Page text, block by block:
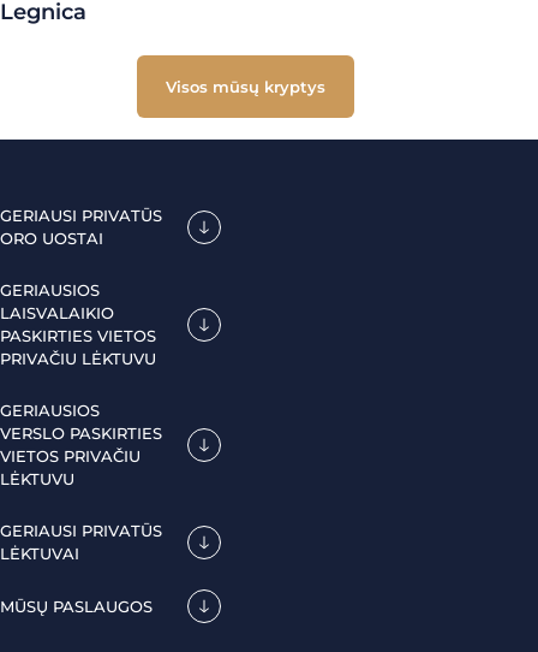
Legnica
Visos mūsų kryptys
GERIAUSI PRIVATŪS
ORO UOSTAI
GERIAUSIOS
LAISVALAIKIO
PASKIRTIES VIETOS
PRIVAČIU LĖKTUVU
GERIAUSIOS
VERSLO PASKIRTIES
VIETOS PRIVAČIU
LĖKTUVU
GERIAUSI PRIVATŪS
LĖKTUVAI
MŪSŲ PASLAUGOS